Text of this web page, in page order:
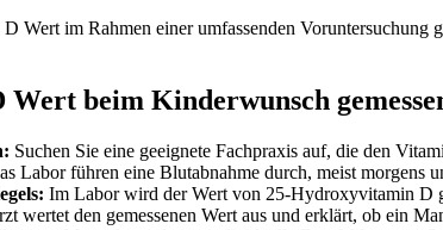
Wert im Rahmen einer umfassenden
beim Kinderwunsch
Suchen Sie eine geeignete Fachpraxis auf, die den
Labor führen eine Blutabnahme durch, meist morgens
Im Labor wird der Wert von 25-Hydroxyvitamin D
wertet den gemessenen Wert aus und erklärt, ob ein